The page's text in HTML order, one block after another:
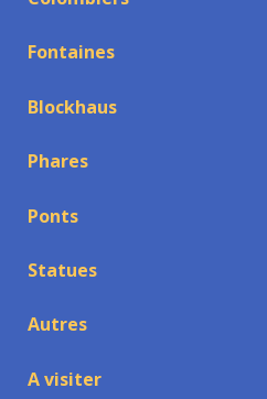
Fontaines
Blockhaus
Phares
Ponts
Statues
Autres
A visiter